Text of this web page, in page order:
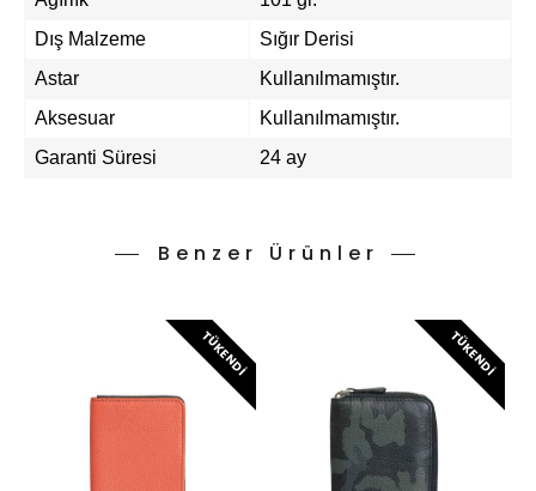
Dış Malzeme
Sığır Derisi
Astar
Kullanılmamıştır.
Aksesuar
Kullanılmamıştır.
Garanti Süresi
24 ay
Benzer Ürünler
TÜKENDI TÜKENDI